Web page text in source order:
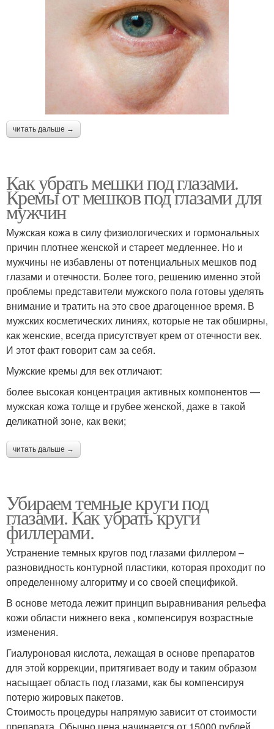
читать дальше →
Как убрать мешки под глазами.
Кремы от мешков под глазами для
мужчин
Мужская кожа в силу физиологических и гормональных
причин плотнее женской и стареет медленнее. Но и
мужчины не избавлены от потенциальных мешков под
глазами и отечности. Более того, решению именно этой
проблемы представители мужского пола готовы уделять
внимание и тратить на это свое драгоценное время. В
мужских косметических линиях, которые не так обширны,
как женские, всегда присутствует крем от отечности век.
И этот факт говорит сам за себя.
Мужские кремы для век отличают:
более высокая концентрация активных компонентов —
мужская кожа толще и грубее женской, даже в такой
деликатной зоне, как веки;
читать дальше →
Убираем темные круги под
глазами. Как убрать круги
филлерами.
Устранение темных кругов под глазами филлером –
разновидность контурной пластики, которая проходит по
определенному алгоритму и со своей спецификой.
В основе метода лежит принцип выравнивания рельефа
кожи области нижнего века , компенсируя возрастные
изменения.
Гиалуроновая кислота, лежащая в основе препаратов
для этой коррекции, притягивает воду и таким образом
насыщает область под глазами, как бы компенсируя
потерю жировых пакетов.
Стоимость процедуры напрямую зависит от стоимости
препарата. Обычно цена начинается от 15000 рублей.